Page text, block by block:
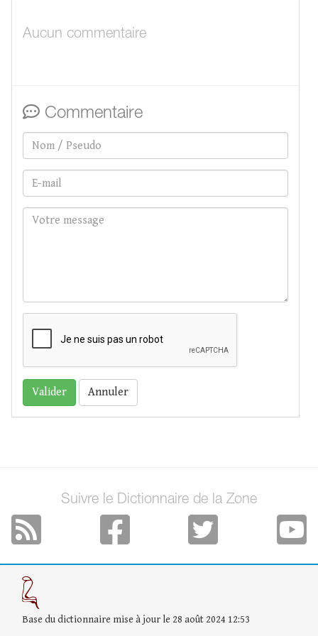
Aucun commentaire
Commentaire
Annuler
Suivre le Dictionnaire de la Zone
Base du dictionnaire mise à jour le 28 août 2024 12:53